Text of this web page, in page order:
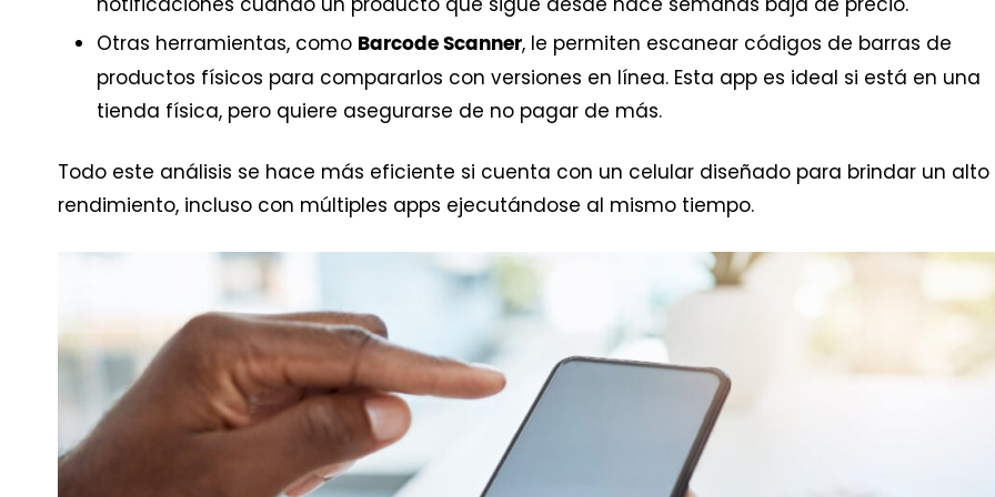
Otras herramientas, como Barcode Scanner, le permiten escanear códigos de barras de
productos físicos para compararlos con versiones en línea. Esta app es ideal si está en una
tienda física, pero quiere asegurarse de no pagar de más.
Todo este análisis se hace más eficiente si cuenta con un celular diseñado para brindar un alto
rendimiento, incluso con múltiples apps ejecutándose al mismo tiempo.